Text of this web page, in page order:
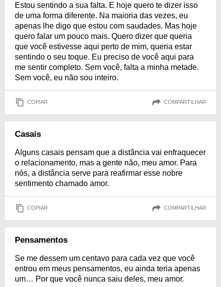
Estou sentindo a sua falta. E hoje quero te dizer isso
de uma forma diferente. Na maioria das vezes, eu
apenas lhe digo que estou com saudades. Mas hoje
quero falar um pouco mais. Quero dizer que queria
que você estivesse aqui perto de mim, queria estar
sentindo o seu toque. Eu preciso de você aqui para
me sentir completo. Sem você, falta a minha metade.
Sem você, eu não sou inteiro.
COPIAR COMPARTILHAR
Casais
Alguns casais pensam que a distância vai enfraquecer
o relacionamento, mas a gente não, meu amor. Para
nós, a distância serve para reafirmar esse nobre
sentimento chamado amor.
COPIAR COMPARTILHAR
Pensamentos
Se me dessem um centavo para cada vez que você
entrou em meus pensamentos, eu ainda teria apenas
um… Por que você nunca saiu deles, meu amor.